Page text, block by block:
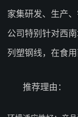
家集研发、生产
公司特别针对西
列塑钢线，在食
推荐理由：